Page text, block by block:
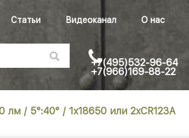
Статьи Видеоканал О нас
+7(495)532-96-64
+7(966)169-88-22
/ 5°:40° / 1x18650 или 2xCR123A